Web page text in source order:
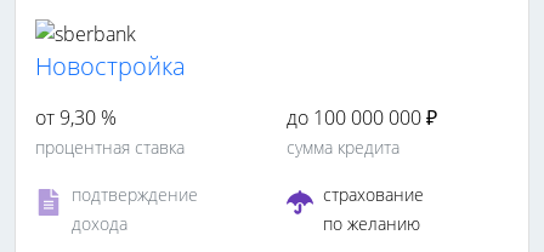
Новостройка
от 9,30 %
процентная ставка
до 100 000 000 ₽
сумма кредита
подтверждение
дохода
страхование
по желанию